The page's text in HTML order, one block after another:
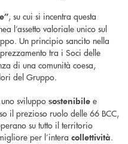
, su cui si incentra questa
l’assetto valoriale unico sul
Un principio sancito nella
tra i Soci delle
di una comunità coesa,
del Gruppo.
sviluppo sostenibile e
il prezioso ruolo delle 66 BCC,
su tutto il territorio
per l’intera collettività.